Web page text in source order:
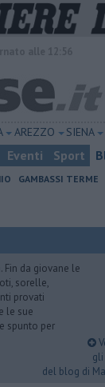
AREZZO SIENA
Eventi Sport
GAMBASSI TERME
da giovane le
sorelle,
provati
le sue
spunto per
del blog di